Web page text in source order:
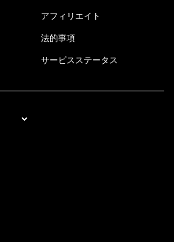
アフィリエイト
法的事項
サービスステータス